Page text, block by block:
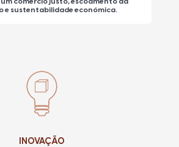
e sustentabilidade económica.
INOVAÇÃO